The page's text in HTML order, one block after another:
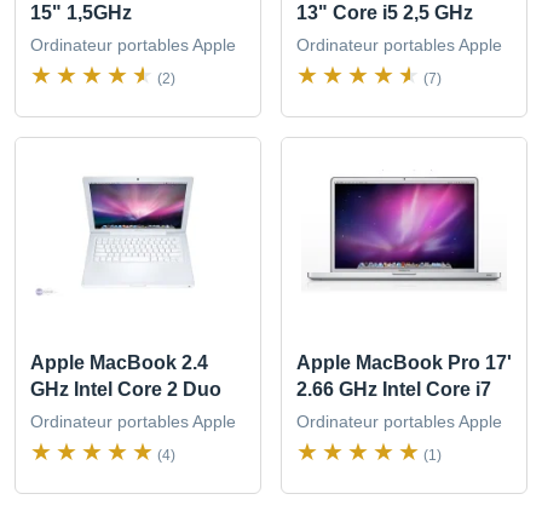
15" 1,5GHz
Ordinateur portables Apple
(2)
13" Core i5 2,5 GHz
Ordinateur portables Apple
(7)
Apple MacBook 2.4
GHz Intel Core 2 Duo
Ordinateur portables Apple
(4)
Apple MacBook Pro 17'
2.66 GHz Intel Core i7
Ordinateur portables Apple
(1)